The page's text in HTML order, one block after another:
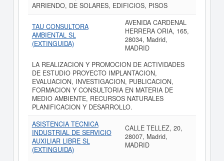
ARRIENDO, DE SOLARES, EDIFICIOS, PISOS
TAU CONSULTORA
AMBIENTAL SL
(EXTINGUIDA)
AVENIDA CARDENAL
HERRERA ORIA, 165,
28034, Madrid,
MADRID
LA REALIZACION Y PROMOCION DE ACTIVIDADES
DE ESTUDIO PROYECTO IMPLANTACION,
EVALUACION, INVESTIGACION, PUBLICACION,
FORMACION Y CONSULTORIA EN MATERIA DE
MEDIO AMBIENTE, RECURSOS NATURALES
PLANIFICACION Y DESARROLLO.
ASISTENCIA TECNICA
INDUSTRIAL DE SERVICIO
AUXILIAR LIBRE SL
(EXTINGUIDA)
CALLE TELLEZ, 20,
28007, Madrid,
MADRID